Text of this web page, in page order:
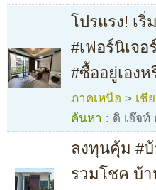
โปรแรง! เ
#เฟอร์นิเจ
#ซื้ออยู่เอง
ภาคเหนือ > เชี
ค้นหา : ดิ เอ๊จท์
ลงทุนคุ้ม #
รวมโชค บ้